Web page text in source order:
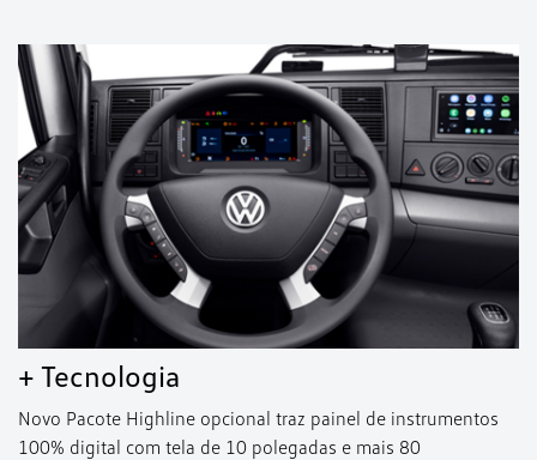
+ Tecnologia
Novo Pacote Highline opcional traz painel de instrumentos
100% digital com tela de 10 polegadas e mais 80